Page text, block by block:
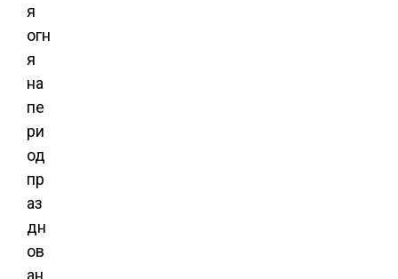
я
огн
я
на
пе
ри
од
пр
аз
дн
ов
ан